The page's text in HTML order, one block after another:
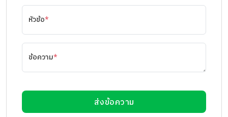
หัวข้อ*
ข้อความ*
ส่งข้อความ